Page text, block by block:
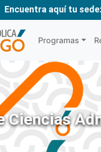
Encuentra aquí tu sede:
Programas
Ciencias